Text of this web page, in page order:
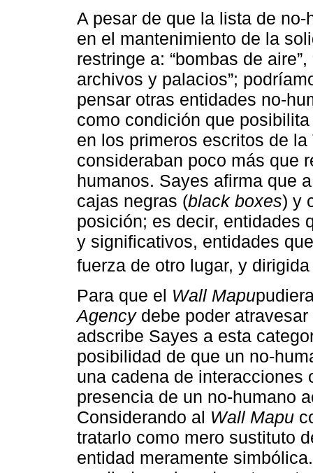
A pesar de que la lista de
en el mantenimiento de la
restringe a: “bombas de
archivos y palacios”;
pensar otras entidades no-
como condición que
en los primeros escritos de
consideraban poco más que
humanos. Sayes afirma que
cajas negras (black boxes) y
posición; es decir, entidades
y significativos, entidades
fuerza de otro lugar, y
Para que el Wall Mapu
Agencydebe poder
adscribe Sayes a esta
posibilidad de que un no-
una cadena de
presencia de un no-humano
Considerando al Wall Mapu
tratarlo como mero sustituto
entidad meramente